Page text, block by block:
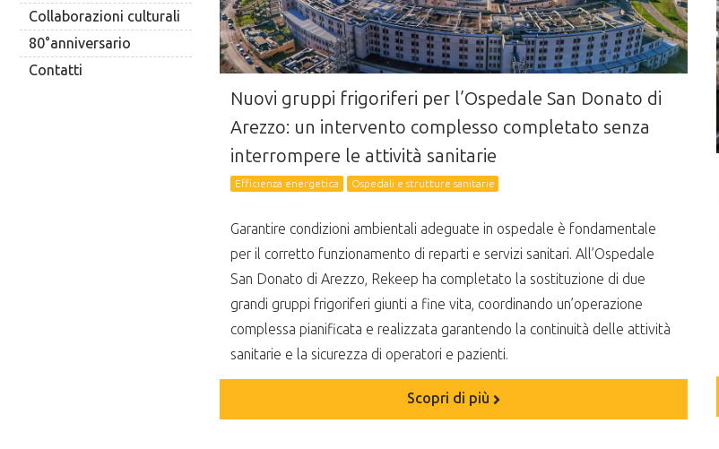
Collaborazioni culturali
80°anniversario
Contatti
Nuovi gruppi frigoriferi per l’Ospedale San Donato di
Arezzo: un intervento complesso completato senza
interrompere le attività sanitarie
Efficienza energetica Ospedali e strutture sanitarie
Garantire condizioni ambientali adeguate in ospedale è fondamentale
per il corretto funzionamento di reparti e servizi sanitari. All’Ospedale
San Donato di Arezzo, Rekeep ha completato la sostituzione di due
grandi gruppi frigoriferi giunti a fine vita, coordinando un’operazione
complessa pianificata e realizzata garantendo la continuità delle attività
sanitarie e la sicurezza di operatori e pazienti.
Scopri di più